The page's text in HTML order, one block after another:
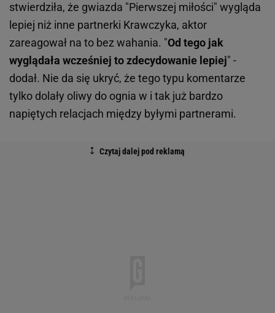
stwierdziła, że gwiazda "Pierwszej miłości" wygląda
lepiej niż inne partnerki Krawczyka, aktor
zareagował na to bez wahania. "Od tego jak
wyglądała wcześniej to zdecydowanie lepiej" -
dodał. Nie da się ukryć, że tego typu komentarze
tylko dolały oliwy do ognia w i tak już bardzo
napiętych relacjach między byłymi partnerami.